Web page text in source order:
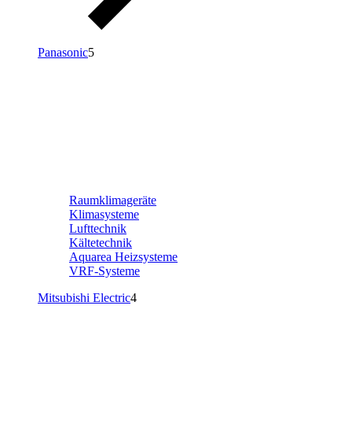
Panasonic5
Raumklimageräte
Klimasysteme
Lufttechnik
Kältetechnik
Aquarea Heizsysteme
VRF-Systeme
Mitsubishi Electric4